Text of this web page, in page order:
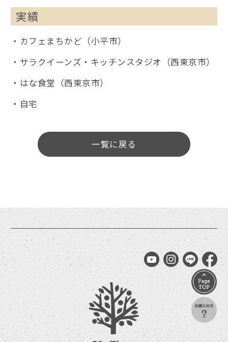
実績
・カフェまちかど（小平市）
・サラクイーンズ・キッチンスタジオ（西東京市）
・はな食堂（西東京市）
・自宅
一覧に戻る